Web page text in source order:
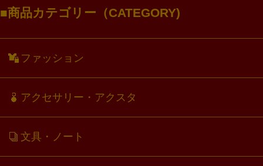
商品カテゴリー（CATEGORY)
ファッション
アクセサリー・アクスタ
文具・ノート